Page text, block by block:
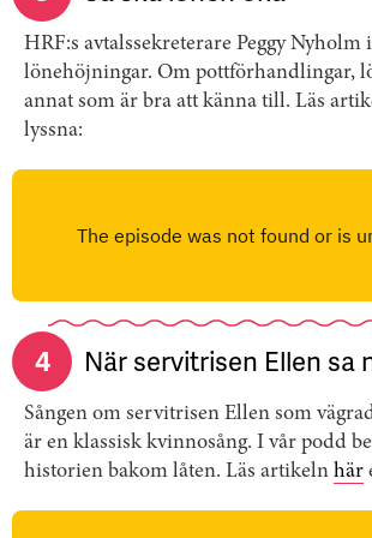
HRF:s avtalssekreterare Peggy Nyholm
lönehöjningar. Om pottförhandlingar,
annat som är bra att känna till. Läs
lyssna:
4 När servitrisen Ellen sa
Sången om servitrisen Ellen som
är en klassisk kvinnosång. I vår podd
historien bakom låten. Läs artikeln här